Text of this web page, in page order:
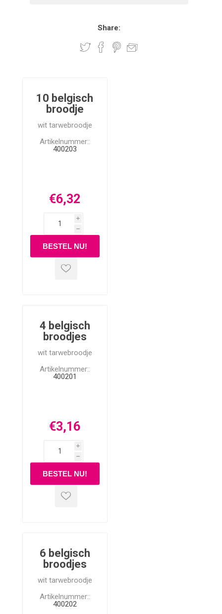
Share:
10 belgisch
broodje
wit tarwebroodje
Artikelnummer::
400203
€6,32
i
h
4 belgisch
broodjes
wit tarwebroodje
Artikelnummer::
400201
€3,16
i
h
6 belgisch
broodjes
wit tarwebroodje
Artikelnummer::
400202